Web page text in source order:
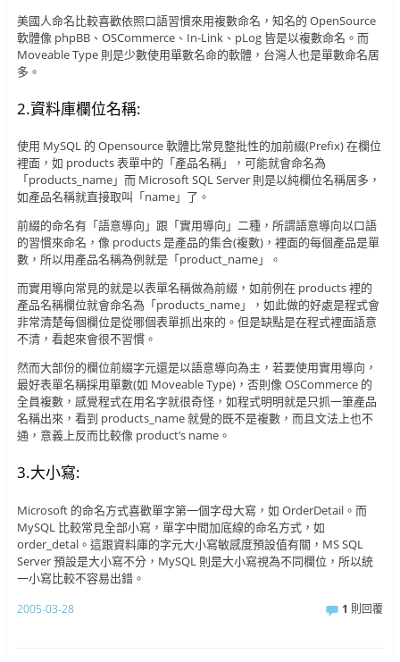
美國人命名比較喜歡依照口語習慣來用複數命名，知名的 OpenSource
軟體像 phpBB、OSCommerce、In-Link、pLog 皆是以複數命名。而
Moveable Type 則是少數使用單數名命的軟體，台灣人也是單數命名居
多。
2.資料庫欄位名稱:
使用 MySQL 的 Opensource 軟體比常見整批性的加前綴(Prefix) 在欄位
裡面，如 products 表單中的「產品名稱」，可能就會命名為
「products_name」而 Microsoft SQL Server 則是以純欄位名稱居多，
如產品名稱就直接取叫「name」了。
前綴的命名有「語意導向」跟「實用導向」二種，所謂語意導向以口語
的習慣來命名，像 products 是產品的集合(複數)，裡面的每個產品是單
數，所以用產品名稱為例就是「product_name」。
而實用導向常見的就是以表單名稱做為前綴，如前例在 products 裡的
產品名稱欄位就會命名為「products_name」，如此做的好處是程式會
非常清楚每個欄位是從哪個表單抓出來的。但是缺點是在程式裡面語意
不清，看起來會很不習慣。
然而大部份的欄位前綴字元還是以語意導向為主，若要使用實用導向，
最好表單名稱採用單數(如 Moveable Type)，否則像 OSCommerce 的
全員複數，感覺程式在用名字就很奇怪，如程式明明就是只抓一筆產品
名稱出來，看到 products_name 就覺的既不是複數，而且文法上也不
通，意義上反而比較像 product’s name。
3.大小寫:
Microsoft 的命名方式喜歡單字第一個字母大寫，如 OrderDetail。而
MySQL 比較常見全部小寫，單字中間加底線的命名方式，如
order_detal。這跟資料庫的字元大小寫敏感度預設值有關，MS SQL
Server 預設是大小寫不分，MySQL 則是大小寫視為不同欄位，所以統
一小寫比較不容易出錯。
2005-03-28 1 則回覆